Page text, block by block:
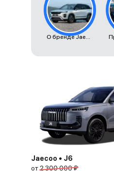
О бренде Jaecoo
Jaecoo • J6
от2 300 000 ₽